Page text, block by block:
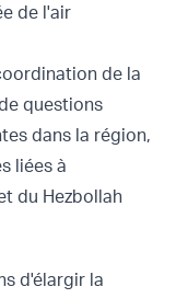
de l'air
de la
questions
dans la région,
liées à
du Hezbollah
d'élargir la